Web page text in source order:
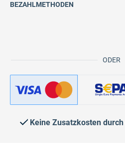
ODER
BEZAHLMETHODEN
Keine Zusatzkosten